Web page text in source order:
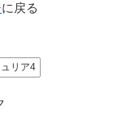
に戻る
リア4